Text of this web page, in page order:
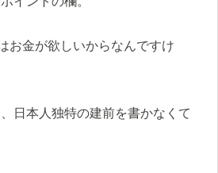
お金が欲しいからなんですけ
日本人独特の建前を書かなくて